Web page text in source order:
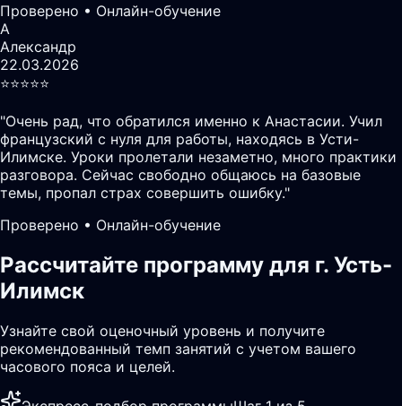
Проверено • Онлайн-обучение
А
Александр
22.03.2026
⭐️⭐️⭐️⭐️⭐️
"Очень рад, что обратился именно к Анастасии. Учил
французский с нуля для работы, находясь в Усти-
Илимске. Уроки пролетали незаметно, много практики
разговора. Сейчас свободно общаюсь на базовые
темы, пропал страх совершить ошибку."
Проверено • Онлайн-обучение
Рассчитайте программу для г. Усть-
Илимск
Узнайте свой оценочный уровень и получите
рекомендованный темп занятий с учетом вашего
часового пояса и целей.